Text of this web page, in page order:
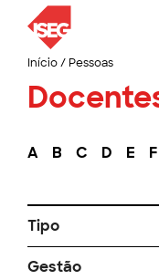
Início/ Pessoas
A B C D E F
Tipo
Gestão